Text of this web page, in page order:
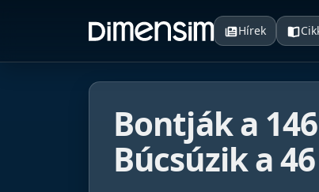
Hírek
Bontják a
Búcsúzik a